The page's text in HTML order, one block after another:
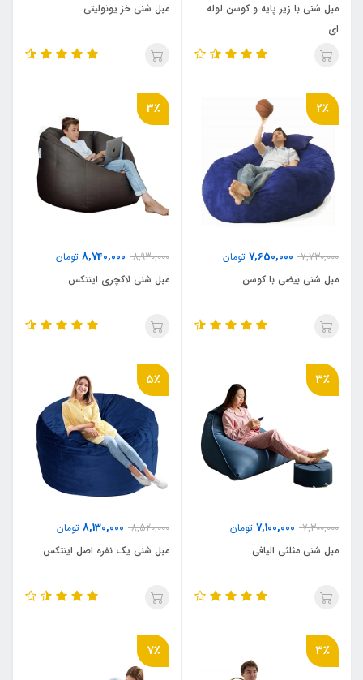
مبل شنی با زیر پایه و کوسن لوله
ای
مبل شنی خز یونولیتی
2٪
7,730,000
7,650,000 تومان
مبل شنی بیضی با کوسن
3٪
8,930,000
8,740,000 تومان
مبل شنی لاکچری اینتکس
3٪
7,300,000
7,100,000 تومان
مبل شنی مثلثی الیافی
5٪
8,520,000
8,130,000 تومان
مبل شنی یک نفره اصل اینتکس
3٪ 7٪